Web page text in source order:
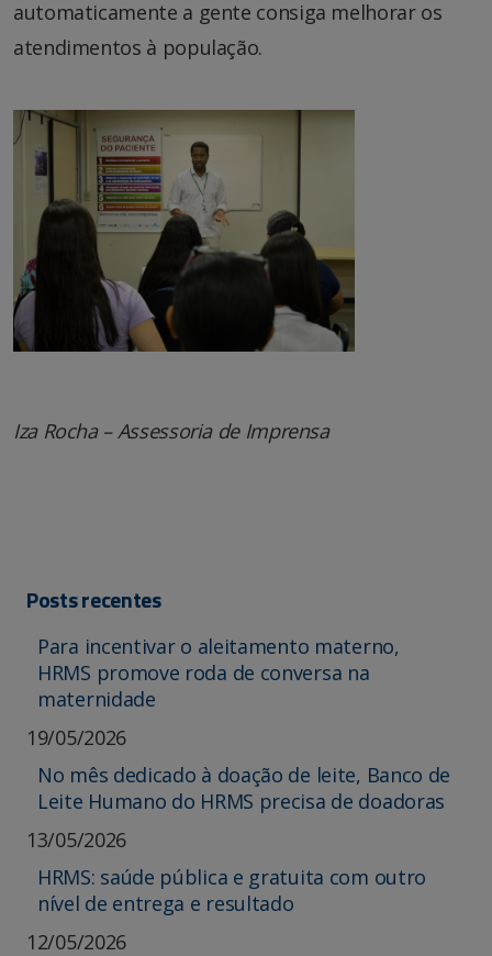
automaticamente a gente consiga melhorar os
atendimentos à população.
Iza Rocha – Assessoria de Imprensa
Posts recentes
Para incentivar o aleitamento materno,
HRMS promove roda de conversa na
maternidade
19/05/2026
No mês dedicado à doação de leite, Banco de
Leite Humano do HRMS precisa de doadoras
13/05/2026
HRMS: saúde pública e gratuita com outro
nível de entrega e resultado
12/05/2026